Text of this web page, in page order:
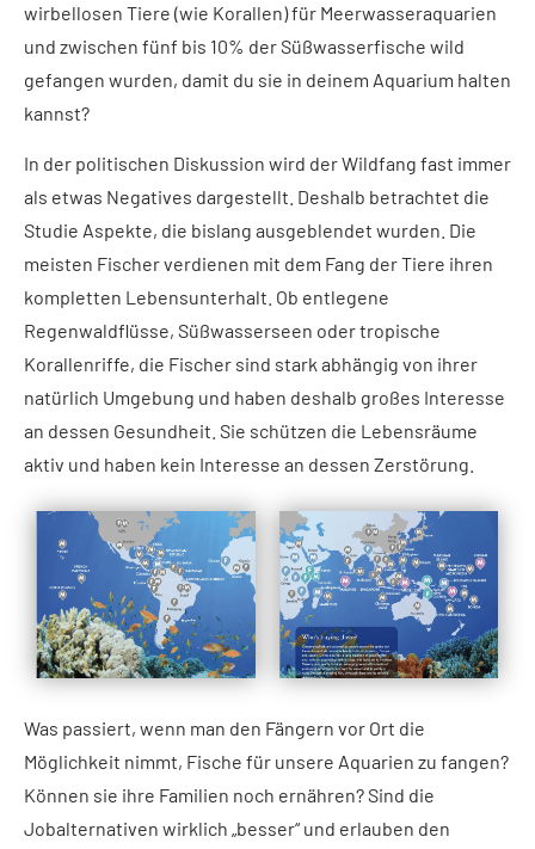
wirbellosen Tiere (wie Korallen) für Meerwasseraquarien
und zwischen fünf bis 10% der Süßwasserfische wild
gefangen wurden, damit du sie in deinem Aquarium halten
kannst?
In der politischen Diskussion wird der Wildfang fast immer
als etwas Negatives dargestellt. Deshalb betrachtet die
Studie Aspekte, die bislang ausgeblendet wurden. Die
meisten Fischer verdienen mit dem Fang der Tiere ihren
kompletten Lebensunterhalt. Ob entlegene
Regenwaldflüsse, Süßwasserseen oder tropische
Korallenriffe, die Fischer sind stark abhängig von ihrer
natürlich Umgebung und haben deshalb großes Interesse
an dessen Gesundheit. Sie schützen die Lebensräume
aktiv und haben kein Interesse an dessen Zerstörung.
Was passiert, wenn man den Fängern vor Ort die
Möglichkeit nimmt, Fische für unsere Aquarien zu fangen?
Können sie ihre Familien noch ernähren? Sind die
Jobalternativen wirklich „besser“ und erlauben den